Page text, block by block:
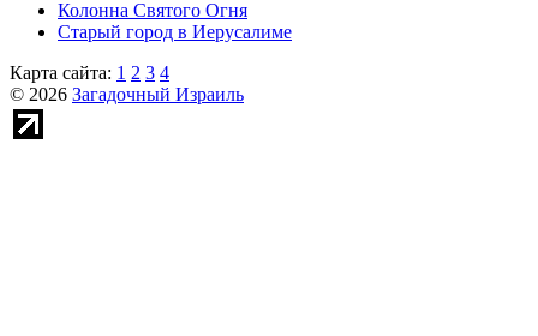
Колонна Святого Огня
Старый город в Иерусалиме
Карта сайта: 1 2 3 4
© 2026 Загадочный Израиль